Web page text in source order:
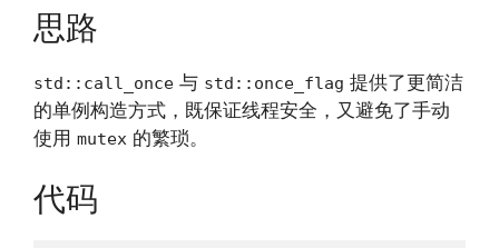
思路
std::call_once 与 std::once_flag 提供了更简洁
的单例构造方式，既保证线程安全，又避免了手动
使用 mutex 的繁琐。
代码